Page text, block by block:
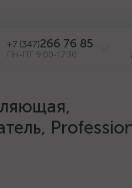
+7 (347)266 76 85
ПН-ПТ 9:00-17:30